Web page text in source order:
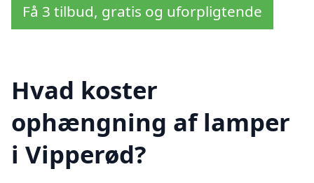
Få 3 tilbud, gratis og uforpligtende
Hvad koster
ophængning af lamper
i Vipperød?